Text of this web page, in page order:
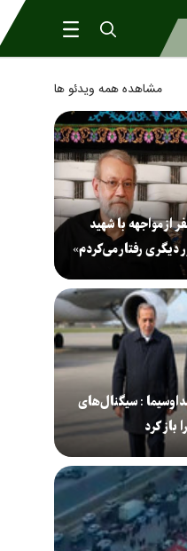
مشاهده همه ویدئو ها
از مواجهه با شهید
دیگری رفتار می‌کردم»
: سیگنال‌های
باز کرد